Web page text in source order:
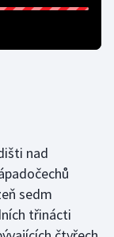
nad
sedm
třinácti